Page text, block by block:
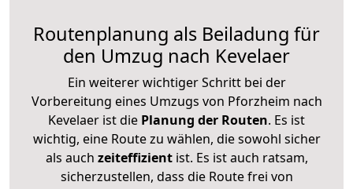
Routenplanung als Beiladung für
den Umzug nach Kevelaer
Ein weiterer wichtiger Schritt bei der
Vorbereitung eines Umzugs von Pforzheim nach
Kevelaer ist die Planung der Routen. Es ist
wichtig, eine Route zu wählen, die sowohl sicher
als auch zeiteffizientist. Es ist auch ratsam,
sicherzustellen, dass die Route frei von